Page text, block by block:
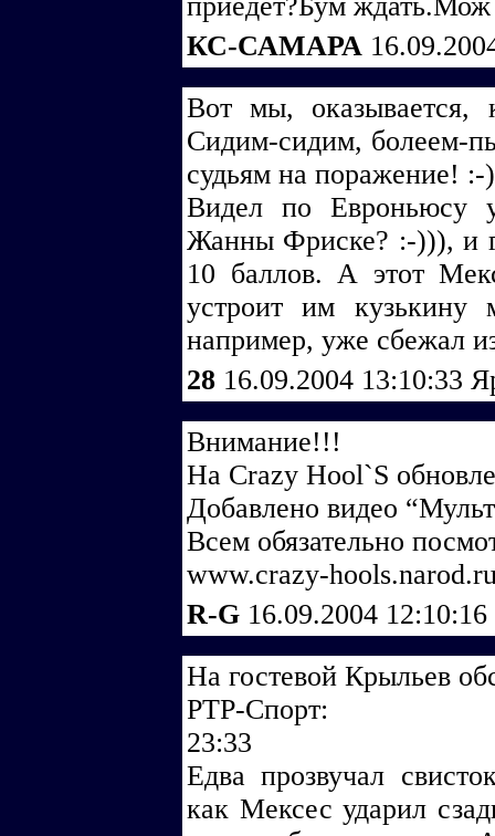
КС-САМАРА
Вот мы, оказывается,
Сидим-сидим, болеем-
судьям на поражение! :-
Видел по
Жанны Фриске? :-))), и
10 баллов. А этот
устроит им кузькину
например, уже сбежал
28 16.09.2004 13:10:33
Внимание!!!
На Crazy Hool`S
Добавлено видео
Всем обязательно
www.crazy-
R-G 16.09.2004 12:10:16
На гостевой Крыльев
РТР-Спорт:
23:33
Едва прозвучал
как Мексес ударил